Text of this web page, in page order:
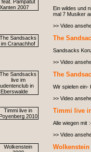
Ein wildes und
mal 7 Musiker
>> Video
The
Sandsacks
>> Video
The
Wir spielen ein-
>> Video
Timmi live
Alle wiegen mit
>> Video
Wolkenstein